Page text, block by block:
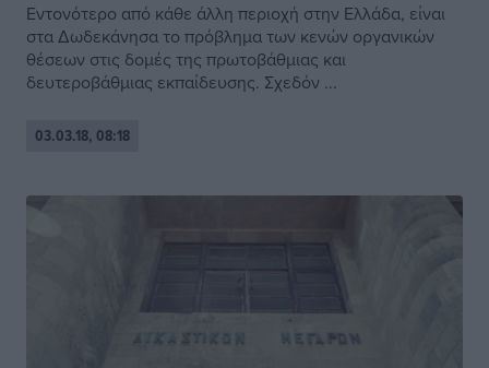
Εντονότερο από κάθε άλλη περιοχή στην Ελλάδα, είναι
στα Δωδεκάνησα το πρόβλημα των κενών οργανικών
θέσεων στις δομές της πρωτοβάθμιας και
δευτεροβάθμιας εκπαίδευσης. Σχεδόν ...
03.03.18, 08:18